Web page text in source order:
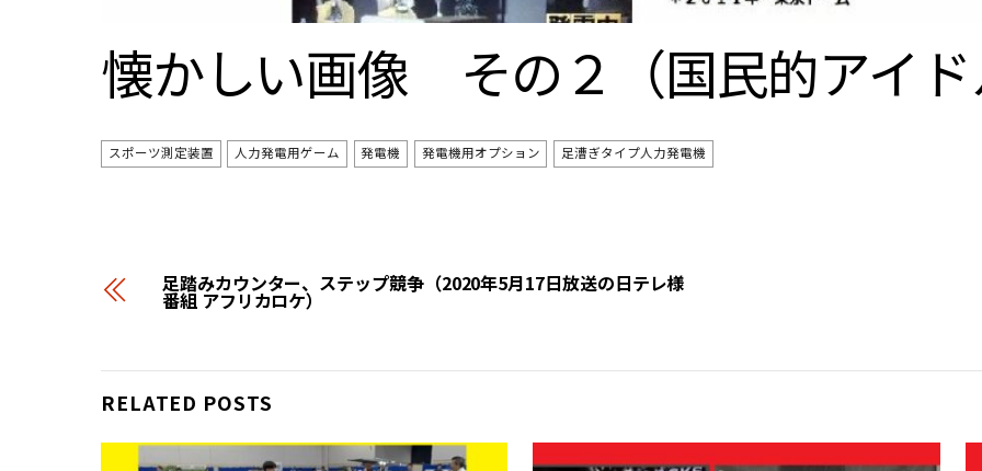
懐かしい画像 その２（国民的アイ
スポーツ測定装置 人力発電用ゲーム 発電機 発電機用オプション 足漕ぎタイプ人力発電機
足踏みカウンター、ステップ競争（2020年5月17日放送の日テレ様
番組 アフリカロケ）
RELATED POSTS